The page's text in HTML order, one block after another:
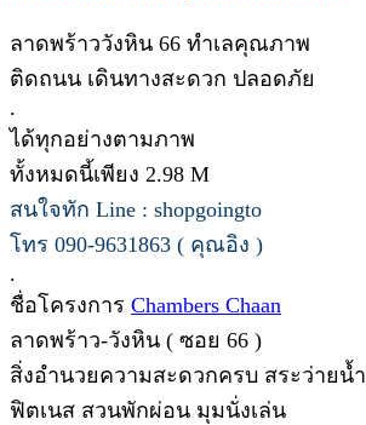
ลาดพร้าววังหิน 66 ทำเลคุณภาพ
ติดถนน เดินทางสะดวก ปลอดภัย
.
ได้ทุกอย่างตามภาพ
ทั้งหมดนี้เพียง 2.98 M
สนใจทัก Line : shopgoingto
โทร 090-9631863 ( คุณอิง )
.
ชื่อโครงการ Chambers Chaan
ลาดพร้าว-วังหิน ( ซอย 66 )
สิ่งอำนวยความสะดวกครบ สระว่ายน้ำ
ฟิตเนส สวนพักผ่อน มุมนั่งเล่น